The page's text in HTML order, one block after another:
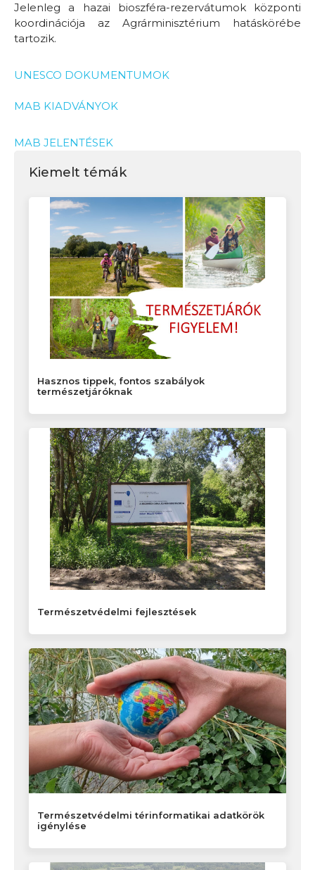
Jelenleg a hazai bioszféra-rezervátumok központi
koordinációja az Agrárminisztérium hatáskörébe
tartozik.
UNESCO DOKUMENTUMOK
MAB KIADVÁNYOK
MAB JELENTÉSEK
Kiemelt témák
Hasznos tippek, fontos szabályok
természetjáróknak
Természetvédelmi fejlesztések
Természetvédelmi térinformatikai adatkörök
igénylése